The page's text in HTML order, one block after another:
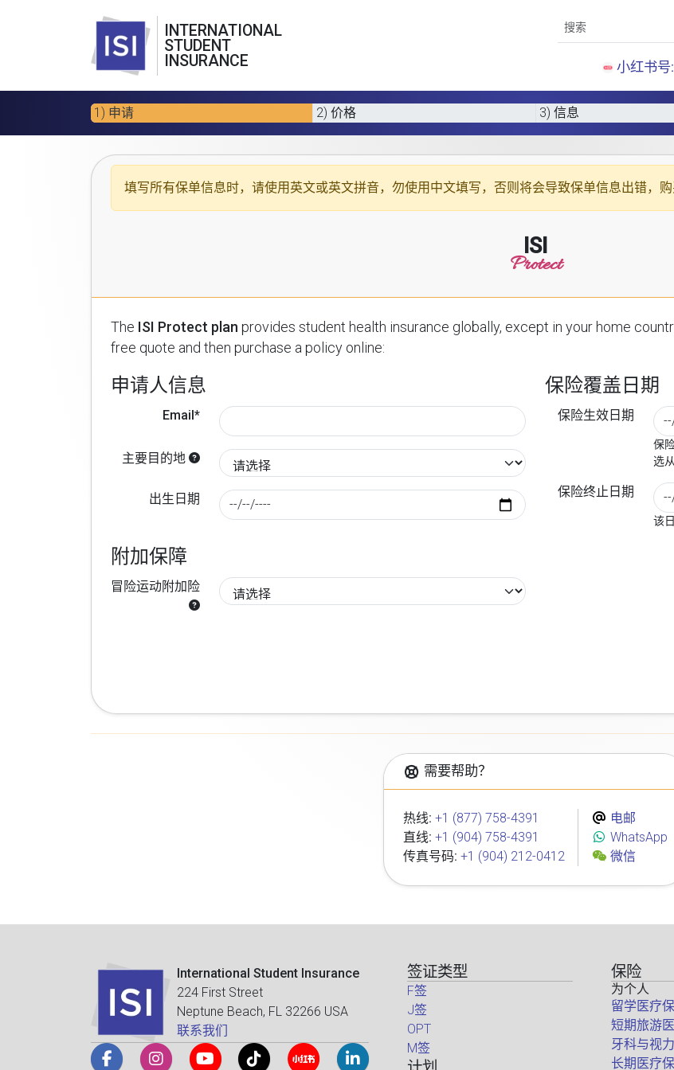
INTERNATIONAL
STUDENT
INSURANCE
小红书
1) 申请 2) 价格 3) 信息
填写所有保单信息时，请使用 英文或英文拼音，勿使用中文填写，否则将会导致保单信息出错，购
ISI
Protect
The ISI Protect plan provides student health insurance globally, except in your home country. Please enter your details below to
free quote and then purchase a policy online:
申请人信息
Email*
主要目的地
出生日期
保险覆盖日期
保险生效日期
保
选
保险终止日期
该
附加保障
冒险运动附加险
需要帮助？
热线: +1 (877) 758-4391
直线: +1 (904) 758-4391
传真号码: +1 (904) 212-0412
电邮
WhatsApp
微信
International Student Insurance
224 First Street
Neptune Beach, FL 32266 USA
联系我们
签证类型
F签
J签
OPT
M签
保险
为个人
留学医疗
短期旅游
牙科与视力
长期医疗